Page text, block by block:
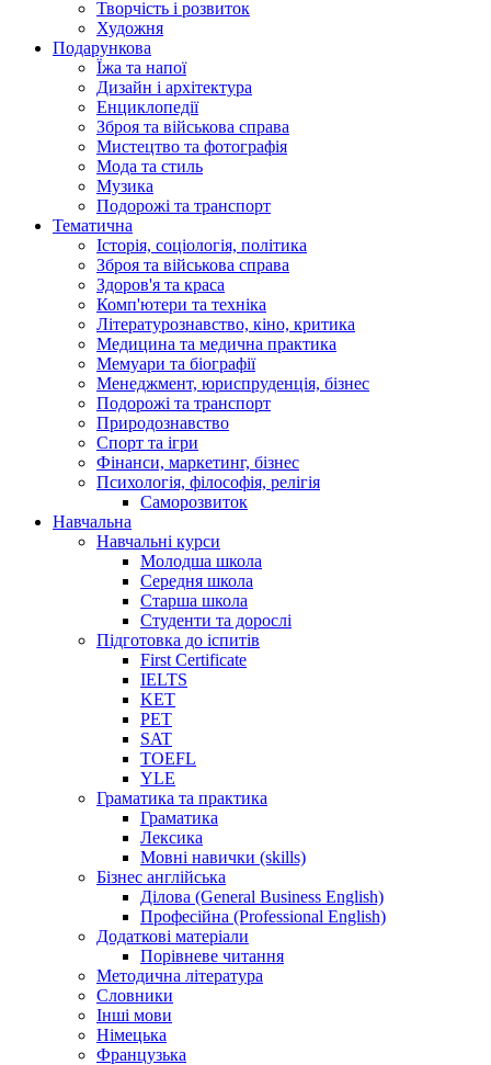
Творчість і розвиток
Художня
Подарункова
Їжа та напої
Дизайн і архітектура
Енциклопедії
Зброя та військова справа
Мистецтво та фотографія
Мода та стиль
Музика
Подорожі та транспорт
Тематична
Історія, соціологія, політика
Зброя та військова справа
Здоров'я та краса
Комп'ютери та техніка
Літературознавство, кіно, критика
Медицина та медична практика
Мемуари та біографії
Менеджмент, юриспруденція, бізнес
Подорожі та транспорт
Природознавство
Спорт та ігри
Фінанси, маркетинг, бізнес
Психологія, філософія, релігія
Саморозвиток
Навчальна
Навчальні курси
Молодша школа
Середня школа
Старша школа
Студенти та дорослі
Підготовка до іспитів
First Certificate
IELTS
KET
PET
SAT
TOEFL
YLE
Граматика та практика
Граматика
Лексика
Мовні навички (skills)
Бізнес англійська
Ділова (General Business English)
Професійна (Professional English)
Додаткові матеріали
Порівневе читання
Методична література
Словники
Інші мови
Німецька
Французька